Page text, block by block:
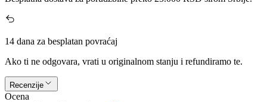
14 dana za besplatan povraćaj
Ako ti ne odgovara, vrati u originalnom stanju i refundiramo te.
Recenzije
Ocena